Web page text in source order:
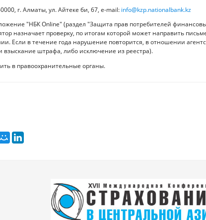
г. Алматы, ул. Айтеке би, 67, е-mail: info@kzp.nationalbank.kz
"НБК Onlinе" (раздел "Защита прав потребителей
назначает проверку, по итогам которой может направить
Если в течение года нарушение повторится, в отношении
штрафа, либо исключение из реестра).
в правоохранительные органы.
кредит за умершего человека
жилье без выкупа: новые подходы, планы на 2019 год